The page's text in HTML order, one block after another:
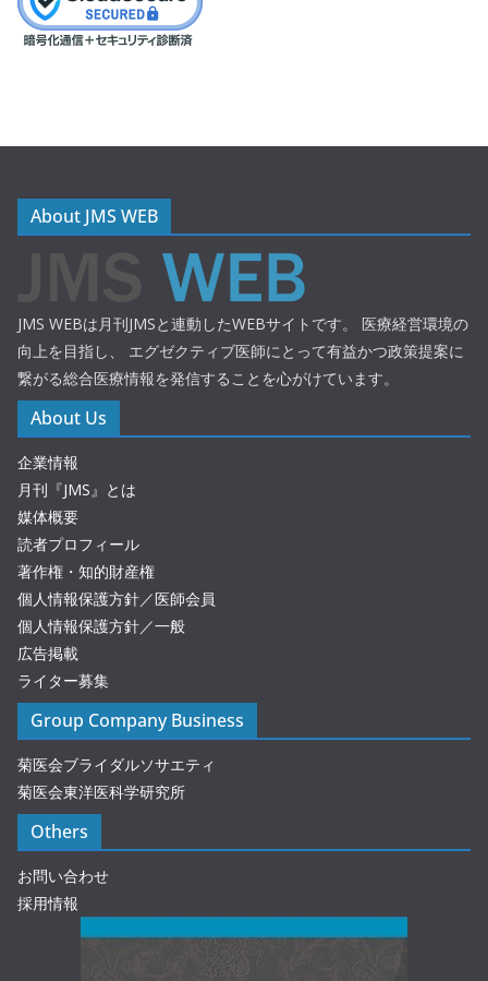
About JMS WEB
JMS WEBは月刊JMSと連動したWEBサイトです。 医療経営環境の
向上を目指し、 エグゼクティブ医師にとって有益かつ政策提案に
繋がる総合医療情報を発信することを心がけています。
About Us
企業情報
月刊『JMS』とは
媒体概要
読者プロフィール
著作権・知的財産権
個人情報保護方針／医師会員
個人情報保護方針／一般
広告掲載
ライター募集
Group Company Business
菊医会ブライダルソサエティ
菊医会東洋医科学研究所
Others
お問い合わせ
採用情報